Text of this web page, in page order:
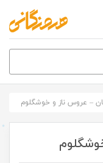
– عروس ناز و خوشگلوم